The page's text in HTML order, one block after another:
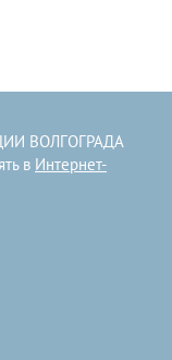
ВОЛГОГРАДА
в Интернет-